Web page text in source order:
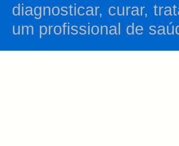
diagnosticar, curar,
um profissional de